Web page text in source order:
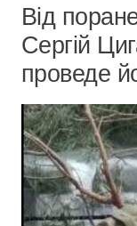
Від
Сергій
проведе